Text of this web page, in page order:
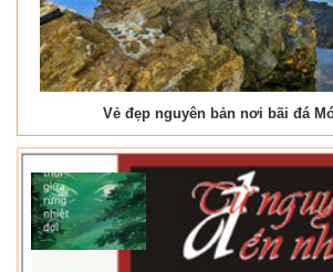
Vẻ đẹp nguyên bản nơi bãi đá